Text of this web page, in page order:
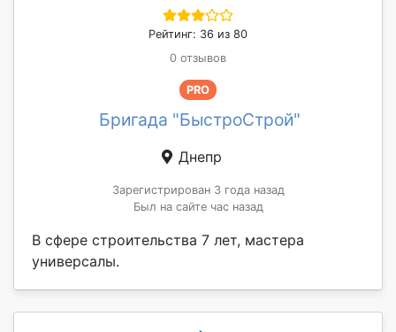
Рейтинг: 36 из 80
0 отзывов
PRO
Бригада "БыстроСтрой"
Днепр
Зарегистрирован 3 года назад
Был на сайте час назад
В сфере строительства 7 лет, мастера
универсалы.